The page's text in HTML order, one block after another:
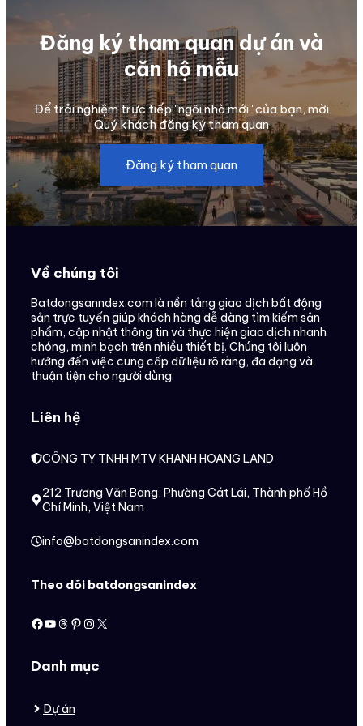
Đăng ký tham quan dự án và
căn hộ mẫu
Để trải nghiệm trực tiếp "ngôi nhà mới "của bạn, mời
Quý khách đăng ký tham quan
Đăng ký tham quan
Về chúng tôi
Batdongsanndex.com là nền tảng giao dịch bất động
sản trực tuyến giúp khách hàng dễ dàng tìm kiếm sản
phẩm, cập nhật thông tin và thực hiện giao dịch nhanh
chóng, minh bạch trên nhiều thiết bị. Chúng tôi luôn
hướng đến việc cung cấp dữ liệu rõ ràng, đa dạng và
thuận tiện cho người dùng.
Liên hệ
CÔNG TY TNHH MTV KHANH HOANG LAND
212 Trương Văn Bang, Phường Cát Lái, Thành phố Hồ
Chí Minh, Việt Nam
info@batdongsanindex.com
Theo dõi batdongsanindex
Facebook
Youtube
Threads
Pinterest
Instagram
X
Danh mục
Dự án